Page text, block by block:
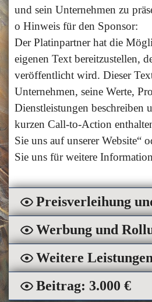
und sein Unternehmen zu
o Hinweis für den Sponsor:
Der Platinpartner hat die
eigenen Text bereitzustellen,
veröffentlicht wird. Dieser
Unternehmen, seine Werte,
Dienstleistungen beschreiben
kurzen Call-to-Action
Sie uns auf unserer Website“
Sie uns für weitere
Preisverleihung
Werbung und
Weitere Leistungen
Beitrag: 3.000 €